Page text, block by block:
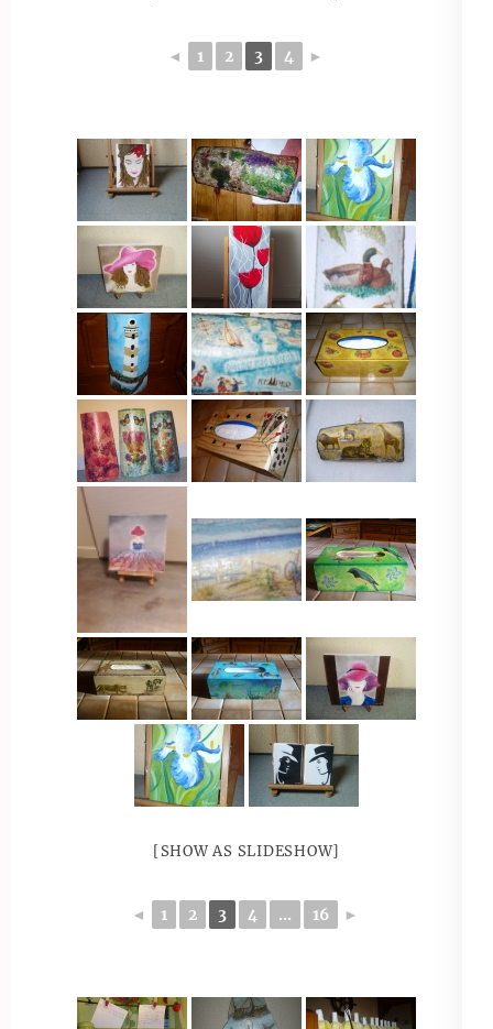
◄ 1 2 3 4 ►
[SHOW AS SLIDESHOW]
◄ 1 2 3 4 ... 16 ►